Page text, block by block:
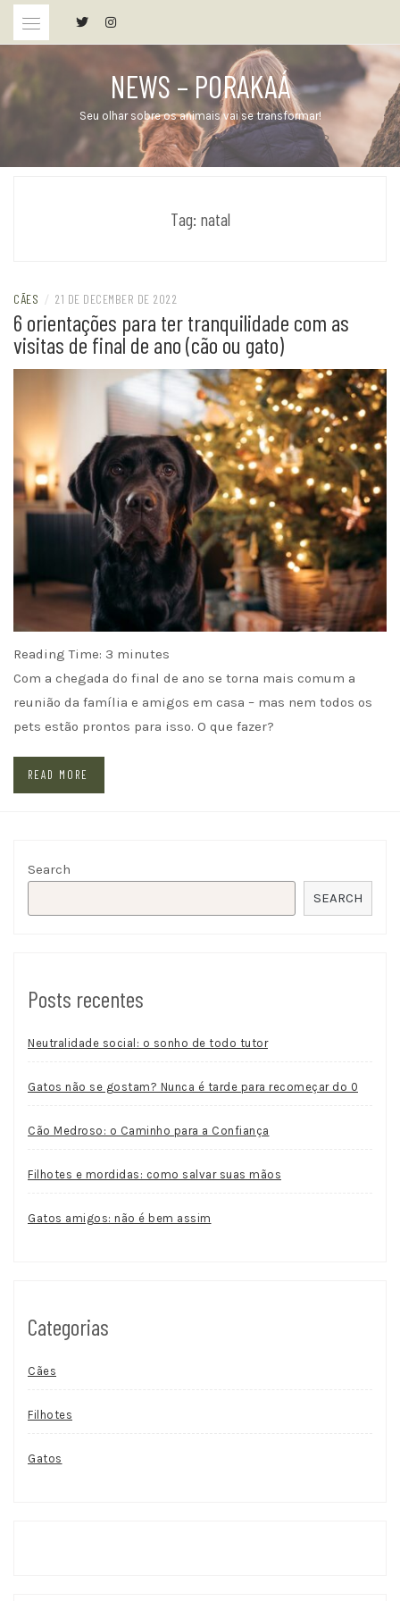
Skip
NEWS – PORAKAÁ
Seu olhar sobre os animais vai se transformar!
Tag: natal
CÃES / 21 DE DECEMBER DE 2022
6 orientações para ter tranquilidade com as
visitas de final de ano (cão ou gato)
Reading Time: 3 minutes
Com a chegada do final de ano se torna mais comum a
reunião da família e amigos em casa – mas nem todos os
pets estão prontos para isso. O que fazer?
READ MORE
Search
SEARCH
Posts recentes
Neutralidade social: o sonho de todo tutor
Gatos não se gostam? Nunca é tarde para recomeçar do 0
Cão Medroso: o Caminho para a Confiança
Filhotes e mordidas: como salvar suas mãos
Gatos amigos: não é bem assim
Categorias
Cães
Filhotes
Gatos